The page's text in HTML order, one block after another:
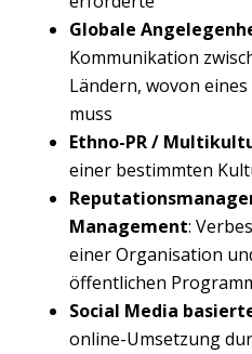
Globale
Kommunikation
Ländern, wovon
muss
Ethno-PR /
einer bestimmten
Management:
einer Organisation
öffentlichen
Social Media
online-Umsetzung